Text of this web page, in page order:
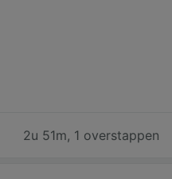
2u 51m, 1 overstappen